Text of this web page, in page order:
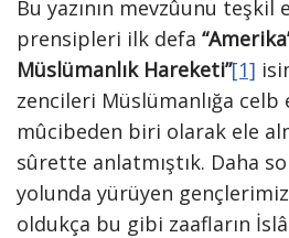
Bu yazının mevzûunu teşkil
prensipleri ilk defa
Müslümanlık Hareketi”[1]
zencileri Müslümanlığa celb
mûcibeden biri olarak ele
sûrette anlatmıştık. Daha
yolunda yürüyen
oldukça bu gibi zaafların